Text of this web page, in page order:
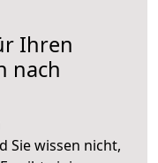
Ihren
nach
Sie wissen nicht,